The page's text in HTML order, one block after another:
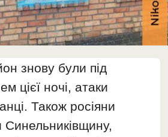
знову були під
цієї ночі, атаки
Також росіяни
Синельниківщину,